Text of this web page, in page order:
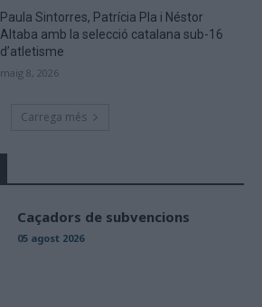
Paula Sintorres, Patrícia Pla i Néstor
Altaba amb la selecció catalana sub-16
d’atletisme
maig 8, 2026
Carrega més
Caçadors de subvencions
05 agost 2026